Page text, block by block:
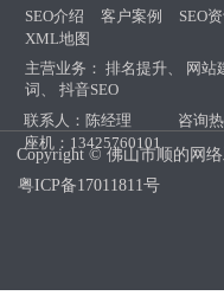
SEO介绍
客户案例 SEO
XML地图
主营业务：排名提升、 网站
词 、抖音SEO
联系人：陈经理
咨询
座机：13425760101
Copyright © 佛山市顺的网络
粤ICP备17011811号